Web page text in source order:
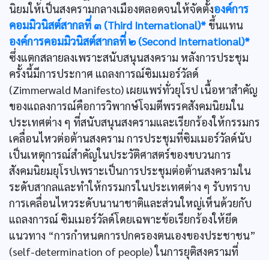
นิยมให้เป็นสงครามกลางเมืองตลอดจนให้จัดตั้งองค์การ
คอมมิวนิสต์สากลที่ ๓ (Third International)* ขึ้นแทน
องค์การคอมมิวนิสต์สากลที่ ๒ (Second International)*
ซึ่งแตกสลายลงเพราะสนับสนุนสงคราม หลังการประชุม
ครั้งนี้มีการประกาศ แถลงการณ์ซิมเมอร์วัลด์
(Zimmerwald Manifesto) เผยแพร่ทั่วยุโรป เนื้อหาสำคัญ
ของแถลงการณ์คือการวิพากษ์โจมตีพรรคสังคมนิยมใน
ประเทศต่าง ๆ ที่สนับสนุนสงครามและเรียกร้องให้กรรมกร
เคลื่อนไหวต่อต้านสงคราม การประชุมที่ซิมเมอร์วัลด์นับ
เป็นเหตุการณ์สำคัญในประวัติศาสตร์ของขบวนการ
สังคมนิยมยุโรปเพราะเป็นการประชุมต่อต้านสงครามใน
ระดับสากลและทำให้กรรมกรในประเทศต่าง ๆ รับทราบ
การเคลื่อนไหวระดับนานาชาติและส่วนใหญ่เห็นด้วยกับ
แถลงการณ์ ซิมเมอร์วัลด์โดยเฉพาะข้อเรียกร้องให้ยึด
แนวทาง “การกำหนดการปกครองตนเองของประชาชน”
(self-determination of people) ในการยุติสงครามที่